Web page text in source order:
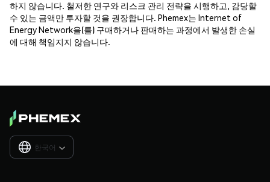
하지 않습니다. 철저한 연구와 리스크 관리 전략을 시행하고, 감당할
수 있는 금액만 투자할 것을 권장합니다. Phemex는 Internet of
Energy Network을(를) 구매하거나 판매하는 과정에서 발생한 손실
에 대해 책임지지 않습니다.
한국어 